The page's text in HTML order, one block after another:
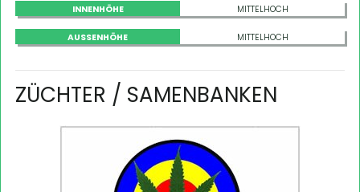
INNENHÖHE MITTELHOCH
AUSSENHÖHE MITTELHOCH
ZÜCHTER / SAMENBANKEN